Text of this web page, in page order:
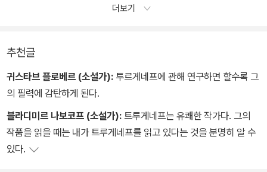
더보기
추천글
귀스타브 플로베르 (소설가): 투르게네프에 관해 연구하면 할수록 그
의 필력에 감탄하게 된다.
블라디미르 나보코프 (소설가): 트루게네프는 유쾌한 작가다. 그의
작품을 읽을 때는 내가 트루게네프를 읽고 있다는 것을 분명히 알 수
있다.